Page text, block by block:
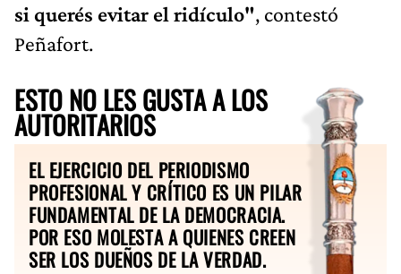
si querés evitar el ridículo", contestó
Peñafort.
ESTO NO LES GUSTA A LOS
AUTORITARIOS
EL EJERCICIO DEL PERIODISMO
PROFESIONAL Y CRÍTICO ES UN PILAR
FUNDAMENTAL DE LA DEMOCRACIA.
POR ESO MOLESTA A QUIENES CREEN
SER LOS DUEÑOS DE LA VERDAD.